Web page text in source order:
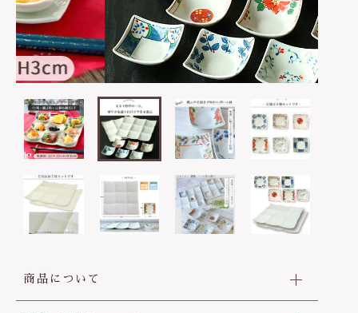
商品について
8000円～
ま行
や行
ら行
わ行
在庫あり セール
並び順